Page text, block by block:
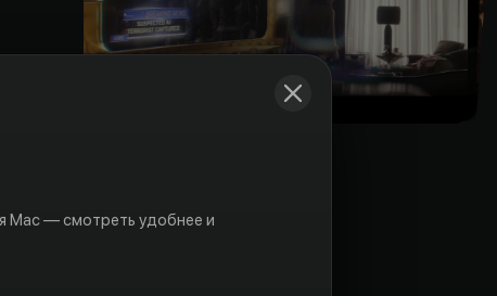
Mac — смотреть удобнее и